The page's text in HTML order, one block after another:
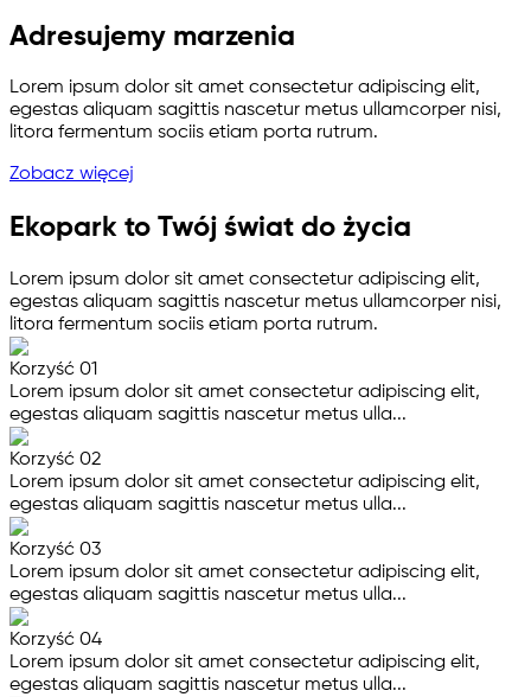
Adresujemy marzenia
Lorem ipsum dolor sit amet consectetur adipiscing elit,
egestas aliquam sagittis nascetur metus ullamcorper nisi,
litora fermentum sociis etiam porta rutrum.
Zobacz więcej
Ekopark to Twój świat do życia
Lorem ipsum dolor sit amet consectetur adipiscing elit,
egestas aliquam sagittis nascetur metus ullamcorper nisi,
litora fermentum sociis etiam porta rutrum.
Korzyść 01
Lorem ipsum dolor sit amet consectetur adipiscing elit,
egestas aliquam sagittis nascetur metus ulla...
Korzyść 02
Lorem ipsum dolor sit amet consectetur adipiscing elit,
egestas aliquam sagittis nascetur metus ulla...
Korzyść 03
Lorem ipsum dolor sit amet consectetur adipiscing elit,
egestas aliquam sagittis nascetur metus ulla...
Korzyść 04
Lorem ipsum dolor sit amet consectetur adipiscing elit,
egestas aliquam sagittis nascetur metus ulla...